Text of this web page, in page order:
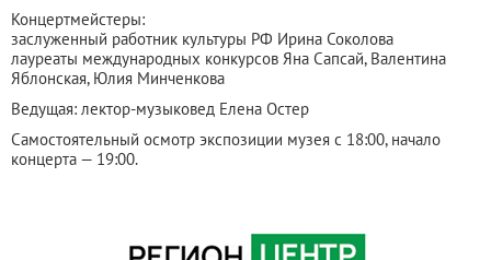
Концертмейстеры:
заслуженный работник культуры РФ Ирина Соколова
лауреаты международных конкурсов Яна Сапсай, Валентина
Яблонская, Юлия Минченкова
Ведущая: лектор-музыковед Елена Остер
Самостоятельный осмотр экспозиции музея с 18:00, начало
концерта — 19:00.